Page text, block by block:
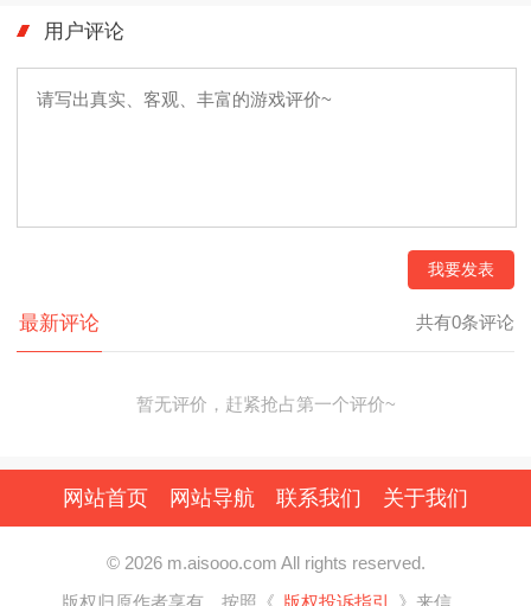
用户评论
我要发表
最新评论 共有0条评论
暂无评价，赶紧抢占第一个评价~
网站首页 网站导航 联系我们 关于我们
© 2026 m.aisooo.com All rights reserved.
版权归原作者享有，按照《 版权投诉指引 》来信。